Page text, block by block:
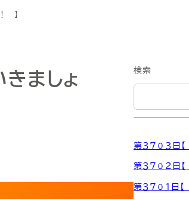
】
ましょ
検索
第３７０３日
第３７０２日
第３７０１日